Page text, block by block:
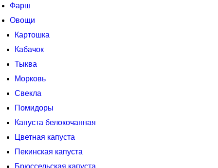
Фарш
Овощи
Картошка
Кабачок
Тыква
Морковь
Свекла
Помидоры
Капуста белокочанная
Цветная капуста
Пекинская капуста
Брюссельская капуста